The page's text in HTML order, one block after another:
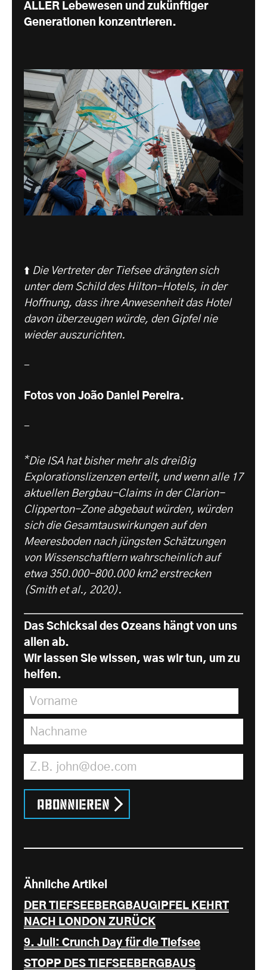
ALLER Lebewesen und zukünftiger
Generationen konzentrieren.
⬆️ Die Vertreter der Tiefsee drängten sich
unter dem Schild des Hilton-Hotels, in der
Hoffnung, dass ihre Anwesenheit das Hotel
davon überzeugen würde, den Gipfel nie
wieder auszurichten.
-
Fotos von João Daniel Pereira.
-
*Die ISA hat bisher mehr als dreißig
Explorationslizenzen erteilt, und wenn alle 17
aktuellen Bergbau-Claims in der Clarion-
Clipperton-Zone abgebaut würden, würden
sich die Gesamtauswirkungen auf den
Meeresboden nach jüngsten Schätzungen
von Wissenschaftlern wahrscheinlich auf
etwa 350.000-800.000 km2 erstrecken
(Smith et al., 2020).
Das Schicksal des Ozeans hängt von uns
allen ab.
Wir lassen Sie wissen, was wir tun, um zu
helfen.
Vorname
Nachname
E-Mail Adresse
Abonnieren
Ähnliche Artikel
DER TIEFSEEBERGBAUGIPFEL KEHRT
NACH LONDON ZURÜCK
9. Juli: Crunch Day für die Tiefsee
STOPP DES TIEFSEEBERGBAUS